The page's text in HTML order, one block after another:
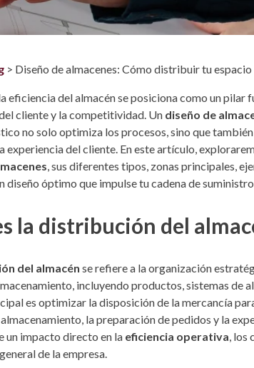
> Diseño de almacenes: Cómo distribuir tu
eficiencia del almacén se posiciona como un pilar
cliente y la competitividad. Un diseño de
no solo optimiza los procesos, sino que
experiencia del cliente. En este artículo,
, sus diferentes tipos, zonas principales,
diseño óptimo que impulse tu cadena de
la distribución del
del almacén se refiere a la organización
incluyendo productos, sistemas de
es optimizar la disposición de la mercancía
la preparación de pedidos y la
un impacto directo en la eficiencia operativa, los
de la empresa.